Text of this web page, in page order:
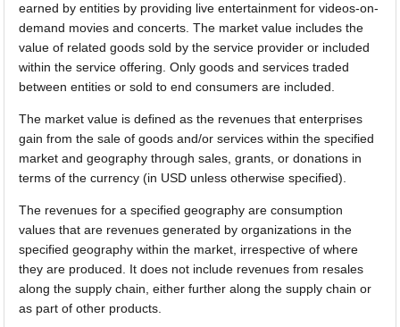
earned by entities by providing live entertainment for videos-on-
demand movies and concerts. The market value includes the
value of related goods sold by the service provider or included
within the service offering. Only goods and services traded
between entities or sold to end consumers are included.
The market value is defined as the revenues that enterprises
gain from the sale of goods and/or services within the specified
market and geography through sales, grants, or donations in
terms of the currency (in USD unless otherwise specified).
The revenues for a specified geography are consumption
values that are revenues generated by organizations in the
specified geography within the market, irrespective of where
they are produced. It does not include revenues from resales
along the supply chain, either further along the supply chain or
as part of other products.